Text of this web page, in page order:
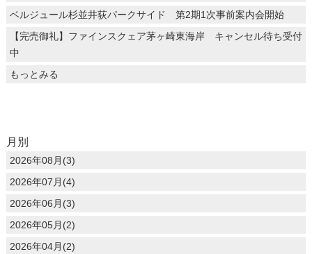
ベルジュール杉並井荻パークサイド 第2期1次事前案内会開始
【完売御礼】ファインスクェア茅ヶ崎東海岸 キャンセル待ち受付
中
もっとみる
月別
2026年08月(3)
2026年07月(4)
2026年06月(3)
2026年05月(2)
2026年04月(2)